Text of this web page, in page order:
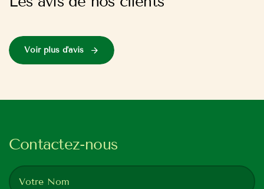
Voir plus d'avis
Contactez-nous